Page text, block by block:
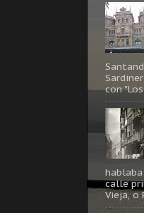
con "Los
calle
Vieja, o